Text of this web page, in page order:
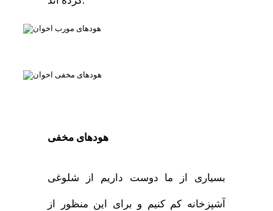
هودهای مخفی
بسیاری از ما دوست داریم از شلوغی
آشپزخانه کم کنیم و برای این منظور از